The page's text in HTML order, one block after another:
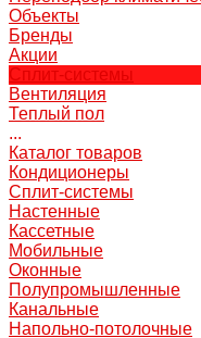
Объекты
Бренды
Акции
Сплит-системы
Вентиляция
Теплый пол
...
Каталог товаров
Кондиционеры
Сплит-системы
Настенные
Кассетные
Мобильные
Оконные
Полупромышленные
Канальные
Напольно-потолочные